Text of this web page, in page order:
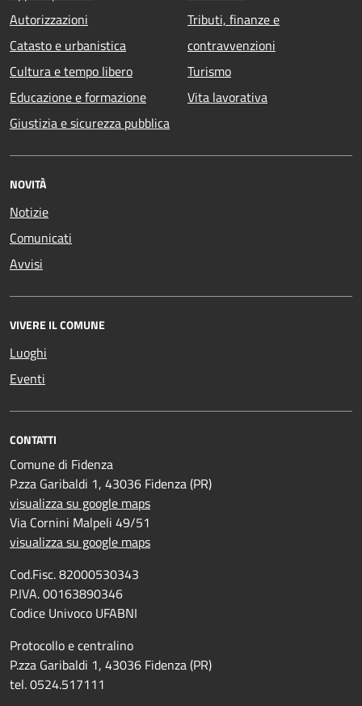
Autorizzazioni
Catasto e urbanistica
Cultura e tempo libero
Educazione e formazione
Giustizia e sicurezza pubblica
Tributi, finanze e
contravvenzioni
Turismo
Vita lavorativa
NOVITÀ
Notizie
Comunicati
Avvisi
VIVERE IL COMUNE
Luoghi
Eventi
CONTATTI
Comune di Fidenza
P.zza Garibaldi 1, 43036 Fidenza (PR)
visualizza su google maps
Via Cornini Malpeli 49/51
visualizza su google maps
Cod.Fisc. 82000530343
P.IVA. 00163890346
Codice Univoco UFABNI
Protocollo e centralino
P.zza Garibaldi 1, 43036 Fidenza (PR)
tel. 0524.517111